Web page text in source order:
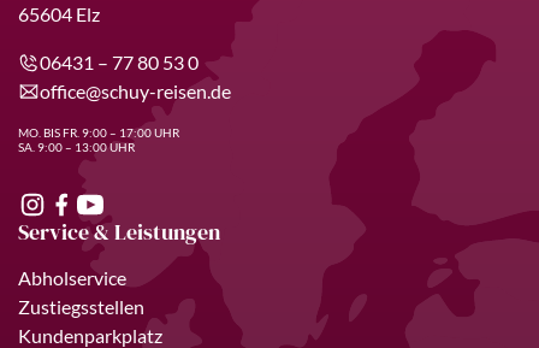
65604 Elz
06431 – 77 80 53 0
office@schuy-reisen.de
MO. BIS FR. 9:00 – 17:00 UHR
SA. 9:00 – 13:00 UHR
Service & Leistungen
Abholservice
Zustiegsstellen
Kundenparkplatz